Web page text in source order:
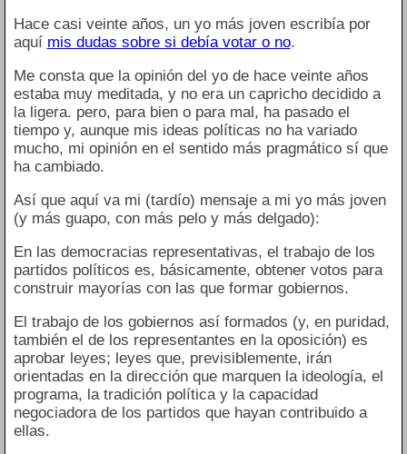
Hace casi veinte años, un yo más joven escribía por
aquí mis dudas sobre si debía votar o no.
Me consta que la opinión del yo de hace veinte años
estaba muy meditada, y no era un capricho decidido a
la ligera. pero, para bien o para mal, ha pasado el
tiempo y, aunque mis ideas políticas no ha variado
mucho, mi opinión en el sentido más pragmático sí que
ha cambiado.
Así que aquí va mi (tardío) mensaje a mi yo más joven
(y más guapo, con más pelo y más delgado):
En las democracias representativas, el trabajo de los
partidos políticos es, básicamente, obtener votos para
construir mayorías con las que formar gobiernos.
El trabajo de los gobiernos así formados (y, en puridad,
también el de los representantes en la oposición) es
aprobar leyes; leyes que, previsiblemente, irán
orientadas en la dirección que marquen la ideología, el
programa, la tradición política y la capacidad
negociadora de los partidos que hayan contribuido a
ellas.